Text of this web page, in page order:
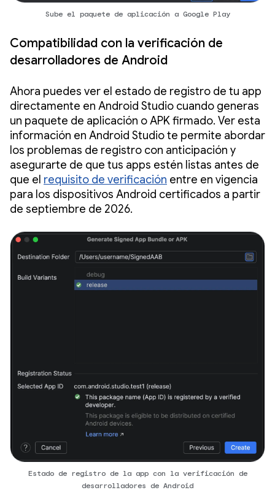
Sube el paquete de aplicación a Google Play
Compatibilidad con la verificación de
desarrolladores de Android
Ahora puedes ver el estado de registro de tu app
directamente en Android Studio cuando generas
un paquete de aplicación o APK firmado. Ver esta
información en Android Studio te permite abordar
los problemas de registro con anticipación y
asegurarte de que tus apps estén listas antes de
que el requisito de verificación entre en vigencia
para los dispositivos Android certificados a partir
de septiembre de 2026.
Estado de registro de la app con la verificación de
desarrolladores de Android